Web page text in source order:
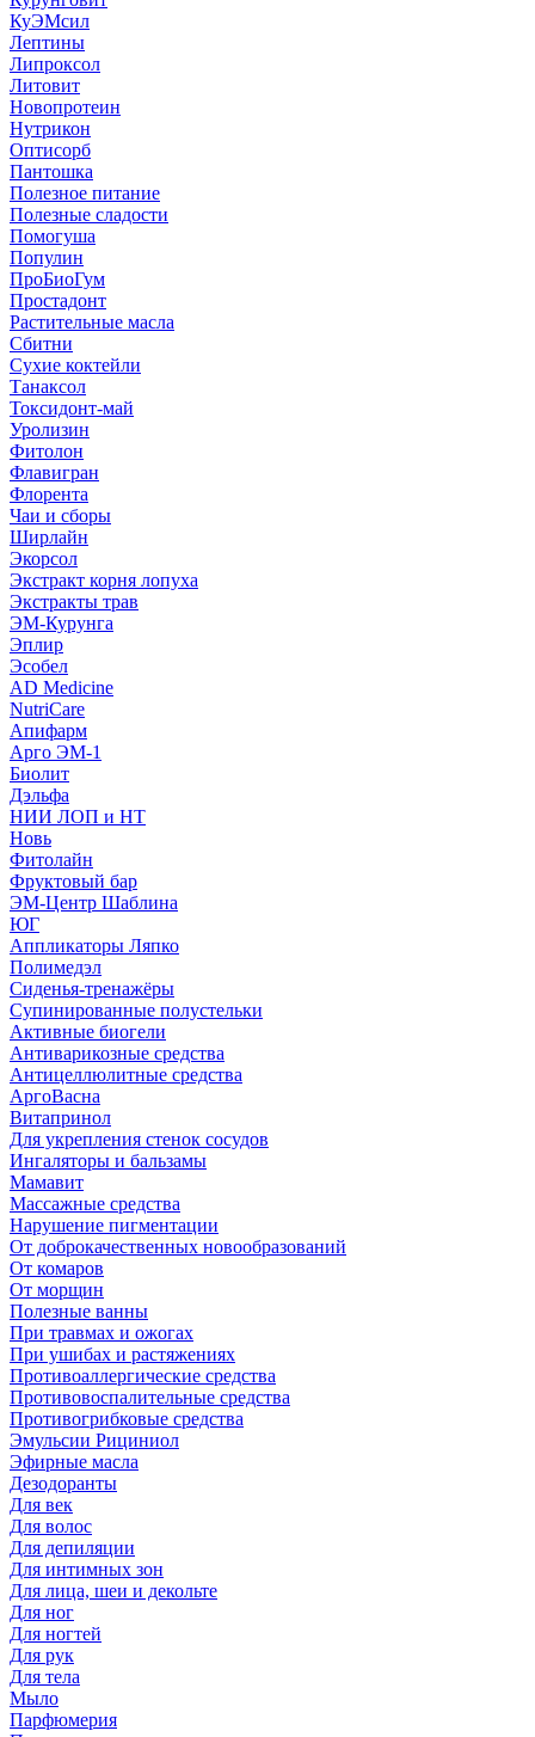
КуЭМсил
Лептины
Липроксол
Литовит
Новопротеин
Нутрикон
Оптисорб
Пантошка
Полезное питание
Полезные сладости
Помогуша
Популин
ПроБиоГум
Простадонт
Растительные масла
Сбитни
Сухие коктейли
Танаксол
Токсидонт-май
Уролизин
Фитолон
Флавигран
Флорента
Чаи и сборы
Ширлайн
Экорсол
Экстракт корня лопуха
Экстракты трав
ЭМ-Курунга
Эплир
Эсобел
AD Medicine
NutriCare
Апифарм
Арго ЭМ-1
Биолит
Дэльфа
НИИ ЛОП и НТ
Новь
Фитолайн
Фруктовый бар
ЭМ-Центр Шаблина
ЮГ
Аппликаторы Ляпко
Полимедэл
Сиденья-тренажёры
Супинированные полустельки
Активные биогели
Антиварикозные средства
Антицеллюлитные средства
АргоВасна
Витапринол
Для укрепления стенок сосудов
Ингаляторы и бальзамы
Мамавит
Массажные средства
Нарушение пигментации
От доброкачественных новообразований
От комаров
От морщин
Полезные ванны
При травмах и ожогах
При ушибах и растяжениях
Противоаллергические средства
Противовоспалительные средства
Противогрибковые средства
Эмульсии Рициниол
Эфирные масла
Дезодоранты
Для век
Для волос
Для депиляции
Для интимных зон
Для лица, шеи и декольте
Для ног
Для ногтей
Для рук
Для тела
Мыло
Парфюмерия